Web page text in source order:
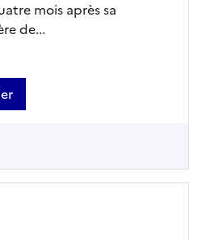
mois après sa
de...